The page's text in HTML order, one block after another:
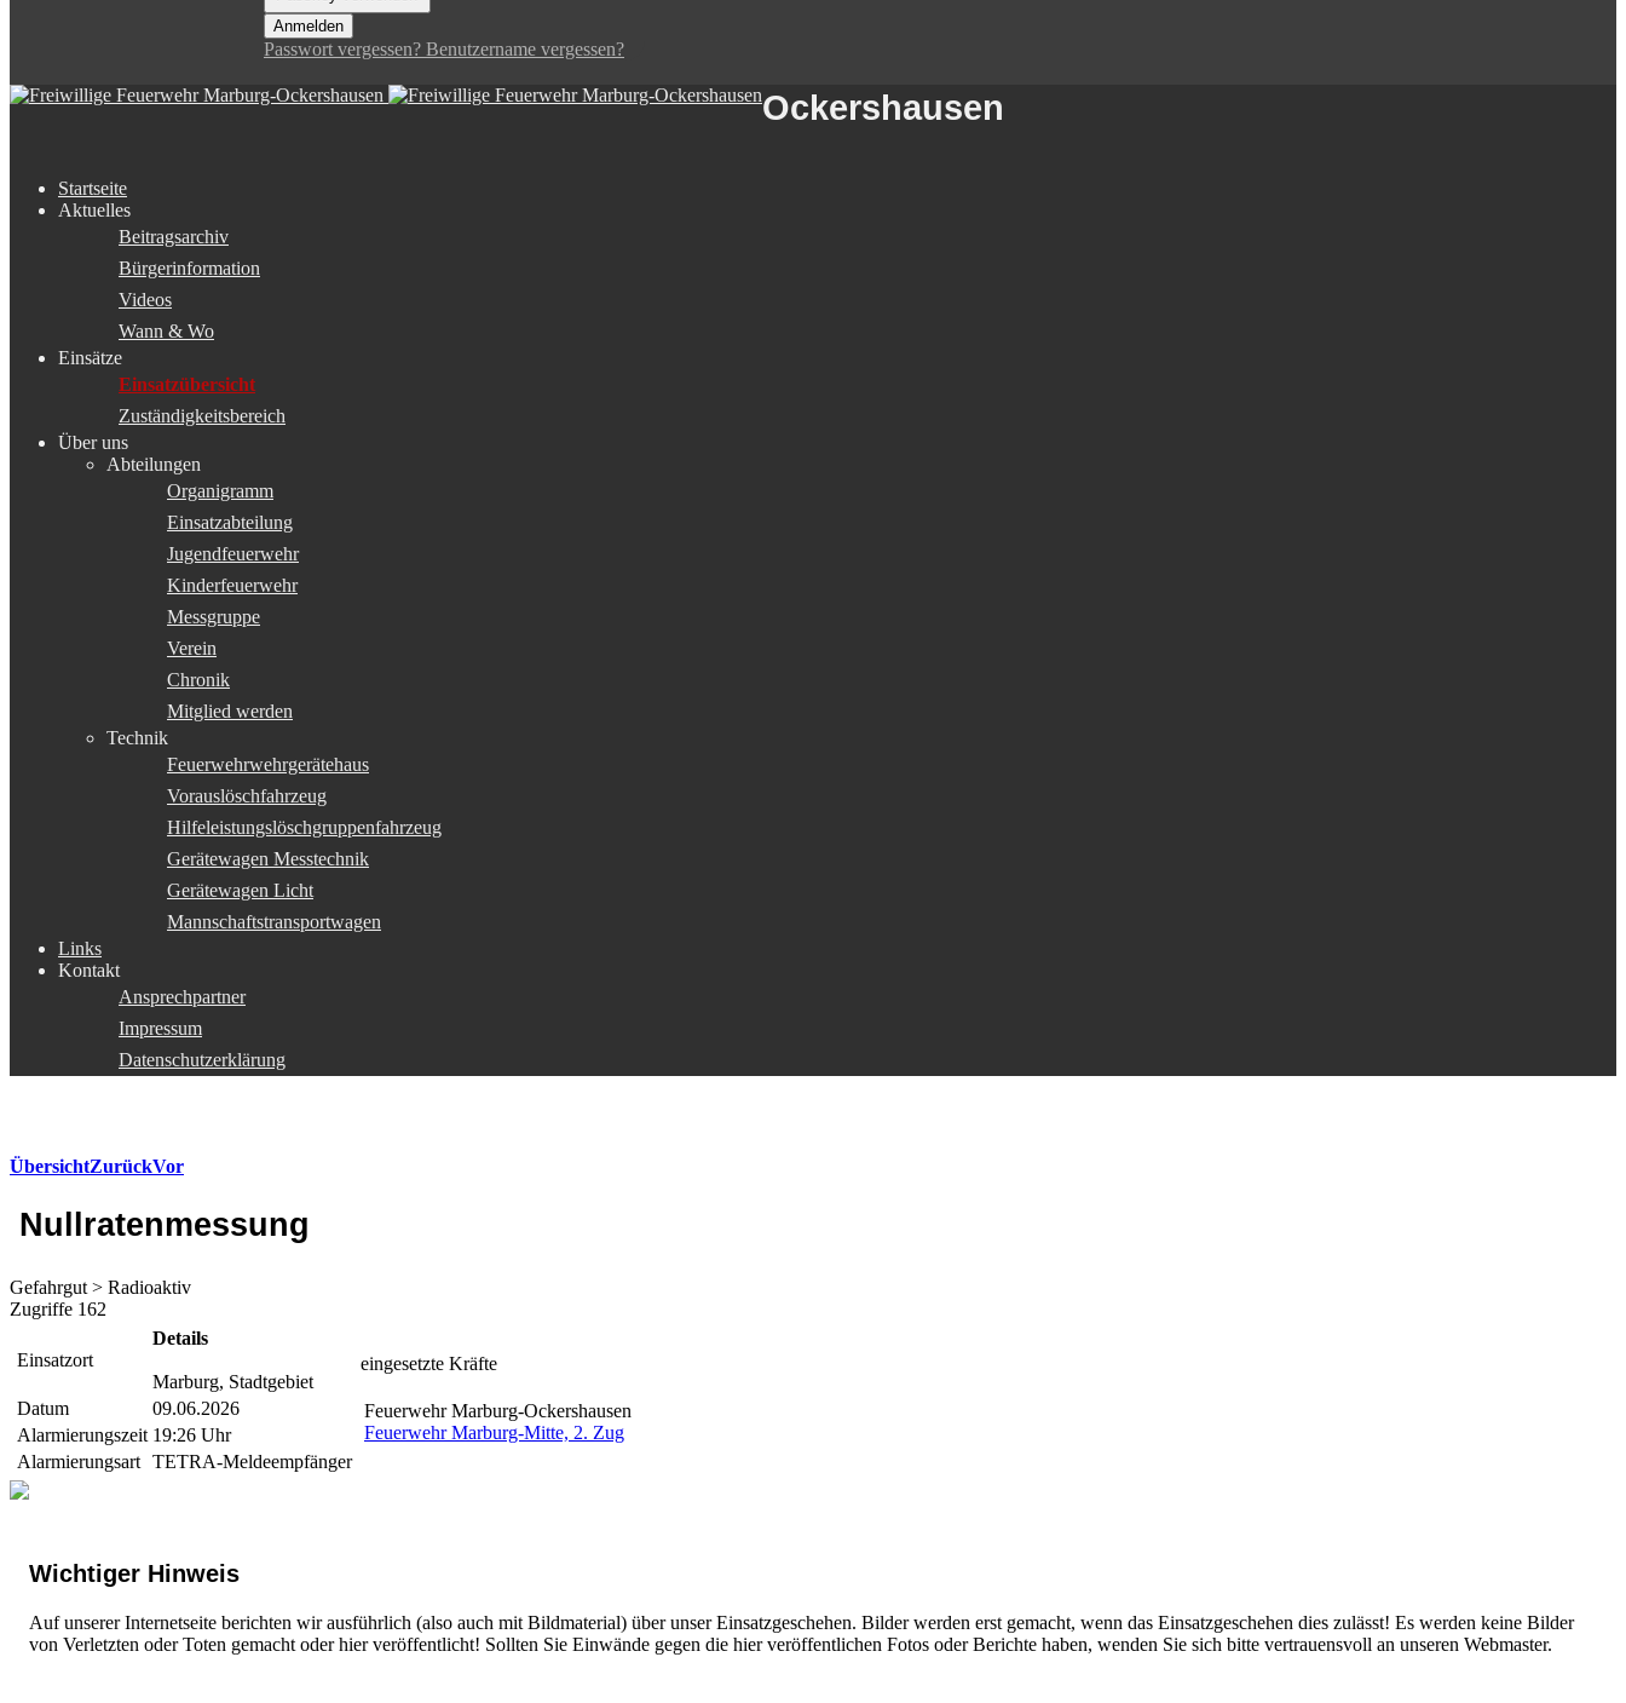
Anmelden
Passwort vergessen? Benutzername vergessen?
Ockershausen
Startseite
Aktuelles
Beitragsarchiv
Bürgerinformation
Videos
Wann & Wo
Einsätze
Einsatzübersicht
Zuständigkeitsbereich
Über uns
Abteilungen
Organigramm
Einsatzabteilung
Jugendfeuerwehr
Kinderfeuerwehr
Messgruppe
Verein
Chronik
Mitglied werden
Technik
Feuerwehrwehrgerätehaus
Vorauslöschfahrzeug
Hilfeleistungslöschgruppenfahrzeug
Gerätewagen Messtechnik
Gerätewagen Licht
Mannschaftstransportwagen
Links
Kontakt
Ansprechpartner
Impressum
Datenschutzerklärung
ÜbersichtZurückVor
Nullratenmessung
Gefahrgut > Radioaktiv
Zugriffe 162
Einsatzort
Details
Marburg, Stadtgebiet
Datum
09.06.2026
Alarmierungszeit 19:26 Uhr
Alarmierungsart TETRA-Meldeempfänger
eingesetzte Kräfte
Feuerwehr Marburg-Ockershausen
Feuerwehr Marburg-Mitte, 2. Zug
Wichtiger Hinweis
Auf unserer Internetseite berichten wir ausführlich (also auch mit Bildmaterial) über unser Einsatzgeschehen. Bilder werden erst gemacht, wenn das Einsatzgeschehen dies zulässt! Es werden keine Bilder
von Verletzten oder Toten gemacht oder hier veröffentlicht! Sollten Sie Einwände gegen die hier veröffentlichen Fotos oder Berichte haben, wenden Sie sich bitte vertrauensvoll an unseren Webmaster.